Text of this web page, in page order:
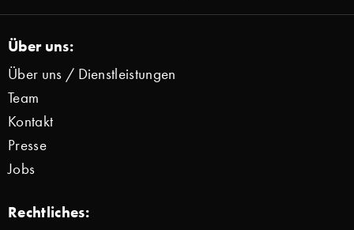
Über uns:
Über uns / Dienstleistungen
Team
Kontakt
Presse
Jobs
Rechtliches: